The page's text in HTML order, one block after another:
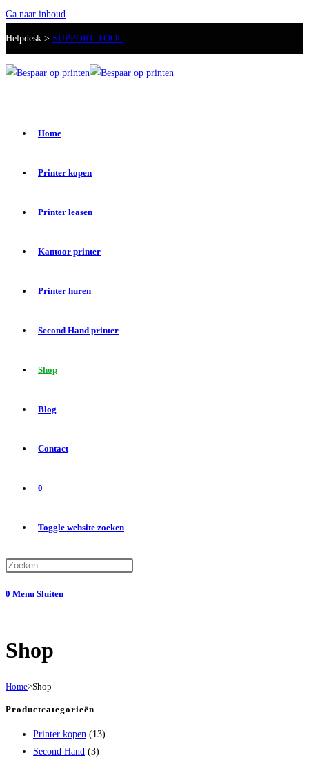
Ga naar inhoud
Helpdesk > SUPPORT TOOL
Home
Printer kopen
Printer leasen
Kantoor printer
Printer huren
Second Hand printer
Shop
Blog
Contact
0
Toggle website zoeken
0 Menu Sluiten
Shop
Home>Shop
Productcategorieën
Printer kopen (13)
Second Hand (3)